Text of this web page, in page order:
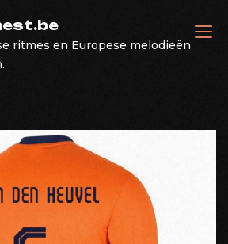
ritmes en Europese melodieën